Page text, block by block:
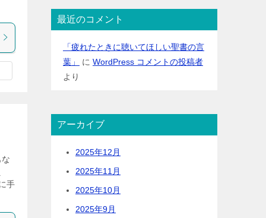
手
最近のコメント
「疲れたときに聴いてほしい聖書の言
葉」
に WordPress コメントの投稿者
より
アーカイブ
2025年12月
2025年11月
2025年10月
2025年9月